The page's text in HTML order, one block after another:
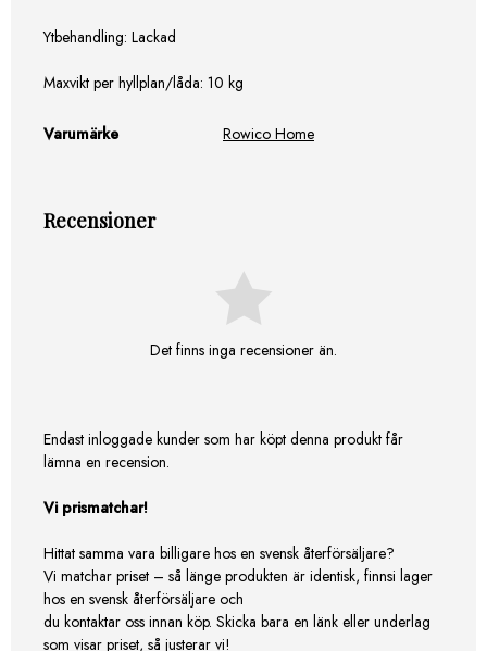
Ytbehandling: Lackad
Maxvikt per hyllplan/låda: 10 kg
Varumärke Rowico Home
Recensioner
Det finns inga recensioner än.
Endast inloggade kunder som har köpt denna produkt får
lämna en recension.
Vi prismatchar!
Hittat samma vara billigare hos en svensk återförsäljare?
Vi matchar priset – så länge produkten är identisk, finnsi lager
hos en svensk återförsäljare och
du kontaktar oss innan köp. Skicka bara en länk eller underlag
som visar priset, så justerar vi!